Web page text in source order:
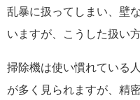
乱暴に扱ってしまい、壁
いますが、こうした扱い
掃除機は使い慣れている
が多く見られますが、精